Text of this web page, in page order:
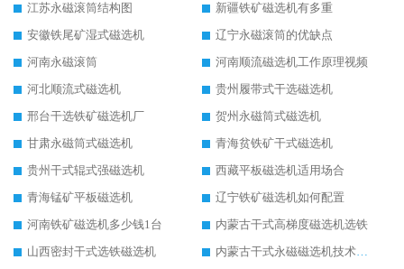
江苏永磁滚筒结构图
新疆铁矿磁选机有多重
安徽铁尾矿湿式磁选机
辽宁永磁滚筒的优缺点
河南永磁滚筒
河南顺流磁选机工作原理视频
河北顺流式磁选机
贵州履带式干选磁选机
邢台干选铁矿磁选机厂
贺州永磁筒式磁选机
甘肃永磁筒式磁选机
青海贫铁矿干式磁选机
贵州干式辊式强磁选机
西藏平板磁选机适用场合
青海锰矿平板磁选机
辽宁铁矿磁选机如何配置
河南铁矿磁选机多少钱1台
内蒙古干式高梯度磁选机选铁
山西密封干式选铁磁选机
内蒙古干式永磁磁选机技术要求